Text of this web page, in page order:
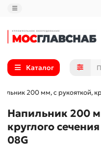
Каталог
200 мм, с рукояткой,
Напильник 200
круглого
08G